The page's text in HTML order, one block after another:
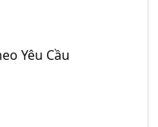
Yêu Cầu